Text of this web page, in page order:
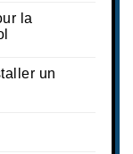
la
un